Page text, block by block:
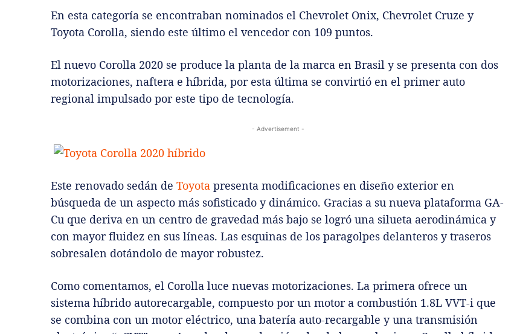
En esta categoría se encontraban nominados el Chevrolet Onix, Chevrolet Cruze y
Toyota Corolla, siendo este último el vencedor con 109 puntos.
El nuevo Corolla 2020 se produce la planta de la marca en Brasil y se presenta con dos
motorizaciones, naftera e híbrida, por esta última se convirtió en el primer auto
regional impulsado por este tipo de tecnología.
- Advertisement -
Este renovado sedán de Toyota presenta modificaciones en diseño exterior en
búsqueda de un aspecto más sofisticado y dinámico. Gracias a su nueva plataforma GA-
Cu que deriva en un centro de gravedad más bajo se logró una silueta aerodinámica y
con mayor fluidez en sus líneas. Las esquinas de los paragolpes delanteros y traseros
sobresalen dotándolo de mayor robustez.
Como comentamos, el Corolla luce nuevas motorizaciones. La primera ofrece un
sistema híbrido autorecargable, compuesto por un motor a combustión 1.8L VVT-i que
se combina con un motor eléctrico, una batería auto-recargable y una transmisión